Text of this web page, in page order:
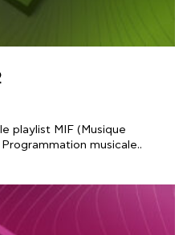
playlist MIF (Musique
musicale..